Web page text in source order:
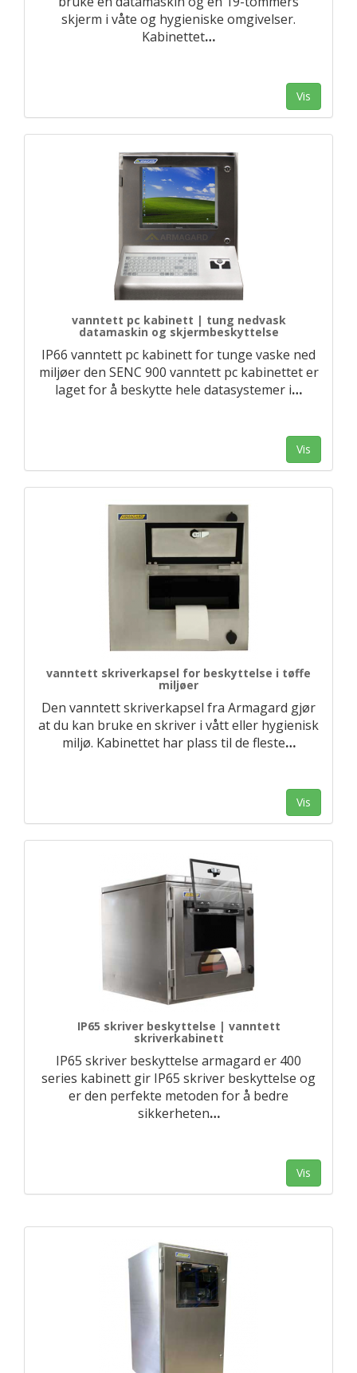
skjerm i våte og hygieniske omgivelser.
Kabinettet…
Vis
vanntett pc kabinett | tung nedvask
datamaskin og skjermbeskyttelse
IP66 vanntett pc kabinett for tunge vaske ned
miljøer den SENC 900 vanntett pc kabinettet er
laget for å beskytte hele datasystemer i…
Vis
vanntett skriverkapsel for beskyttelse i tøffe
miljøer
Den vanntett skriverkapsel fra Armagard gjør
at du kan bruke en skriver i vått eller hygienisk
miljø. Kabinettet har plass til de fleste…
Vis
IP65 skriver beskyttelse | vanntett
skriverkabinett
IP65 skriver beskyttelse armagard er 400
series kabinett gir IP65 skriver beskyttelse og
er den perfekte metoden for å bedre
sikkerheten…
Vis